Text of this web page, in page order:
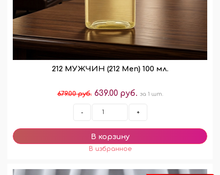
212 МУЖЧИН (212 Men) 100 мл.
679.00 руб. 639.00 руб. за 1 шт.
- +